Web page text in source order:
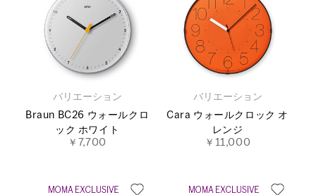
バリエーション
Braun BC26 ウォールクロ
ック ホワイト
￥7,700
バリエーション
Cara ウォールクロック オ
レンジ
￥11,000